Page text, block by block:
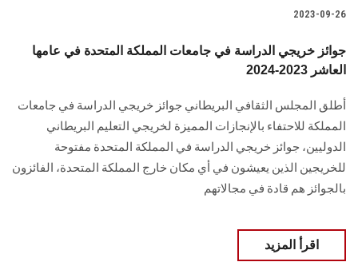
2023-09-26
جوائز خريجي الدراسة في جامعات المملكة المتحدة في عامها
العاشر 2023-2024
أطلق المجلس الثقافي البريطاني جوائز خريجي الدراسة في جامعات
المملكة للاحتفاء بالإنجازات المميزة لخريجي التعليم البريطاني
الدوليين، جوائز خريجي الدراسة في المملكة المتحدة مفتوحة
للخريجين الذين يعيشون في أي مكان خارج المملكة المتحدة، الفائزون
بالجوائز هم قادة في مجالاتهم
اقرأ المزيد